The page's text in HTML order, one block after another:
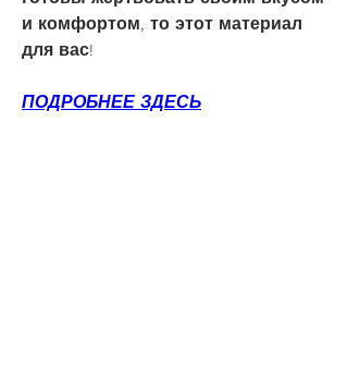
и комфортом, то этот материал
для вас!
ПОДРОБНЕЕ ЗДЕСЬ